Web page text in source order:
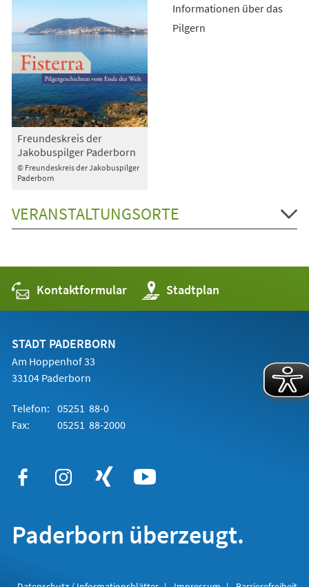
© Freundeskreis der Jakobuspilger
Paderborn
Freundeskreis der
Jakobuspilger Paderborn
Informationen über das
Pilgern
VERANSTALTUNGSORTE
Kontaktformular Stadtplan
(Öffnet
in
einem
STADT PADERBORN
Am Hoppenhof 33
33104 Paderborn
Telefon: 05251 88-0
Fax:
05251 88-2000
Paderborn überzeugt.